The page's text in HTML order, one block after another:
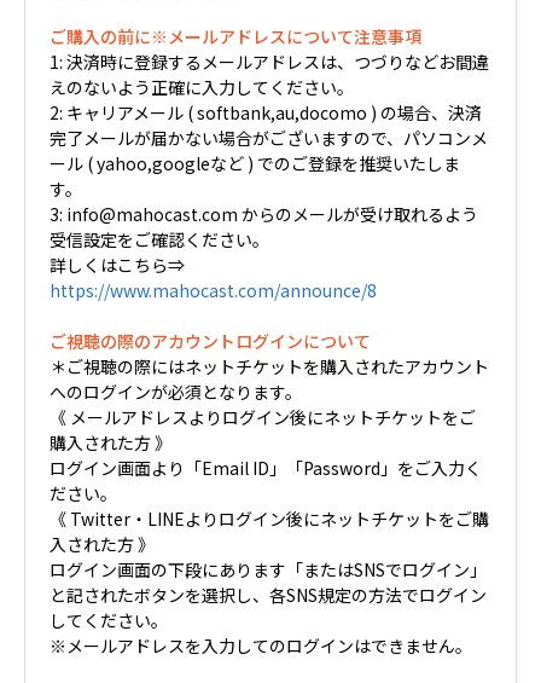
ご購入の前に※メールアドレスについて注意事項
1: 決済時に登録するメールアドレスは、つづりなどお間違
えのないよう正確に入力してください。
2: キャリアメール ( softbank,au,docomo ) の場合、決済
完了メールが届かない場合がございますので、パソコンメ
ール ( yahoo,googleなど ) でのご登録を推奨いたしま
す。
3: info@mahocast.com からのメールが受け取れるよう
受信設定をご確認ください。
詳しくはこちら⇒
https://www.mahocast.com/announce/8
ご視聴の際のアカウントログインについて
＊ご視聴の際にはネットチケットを購入されたアカウント
へのログインが必須となります。
《 メールアドレスよりログイン後にネットチケットをご
購入された方 》
ログイン画面より「Email ID」「Password」をご入力く
ださい。
《 Twitter・LINEよりログイン後にネットチケットをご購
入された方 》
ログイン画面の下段にあります「またはSNSでログイン」
と記されたボタンを選択し、各SNS規定の方法でログイン
してください。
※メールアドレスを入力してのログインはできません。